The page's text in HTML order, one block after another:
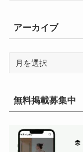
リ
ー
アーカイブ
イ
ブ
無料掲載募集中